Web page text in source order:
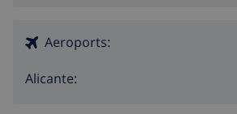
Aeroports:
Alicante: